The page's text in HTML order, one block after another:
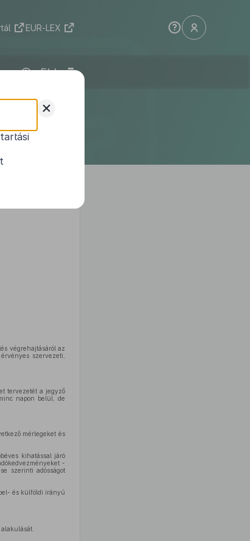
EUR-LEX
ELI
végrehajtásáról az
szervezeti,
tervezetét a jegyző
napon belül, de
mérlegeket és
kihatással járó
-
szerinti adósságot
és külföldi irányú
+